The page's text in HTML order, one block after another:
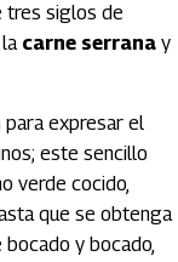
tres siglos de
carne serrana y
expresar el
este sencillo
verde cocido,
que se obtenga
y bocado,